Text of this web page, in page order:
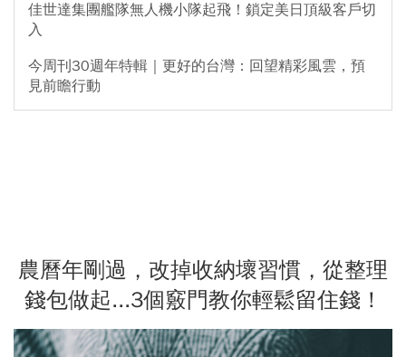
佳世達集團艦隊無人機小隊起飛！鎖定美日頂級客戶切
入
今周刊30週年特輯｜更好的台灣：回望精彩風雲，預
見前瞻行動
農曆年剛過，改掉收納壞習慣，從整理
錢包做起...3個竅門教你輕鬆留住錢！